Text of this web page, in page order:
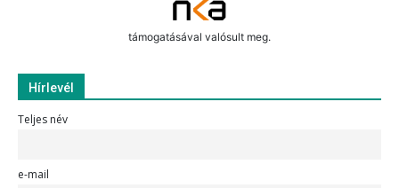
támogatásával valósult meg.
Hírlevél
Teljes név
e-mail